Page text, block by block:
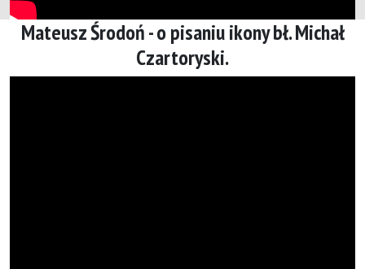
Mateusz Środoń - o pisaniu ikony bł. Michał
Czartoryski.